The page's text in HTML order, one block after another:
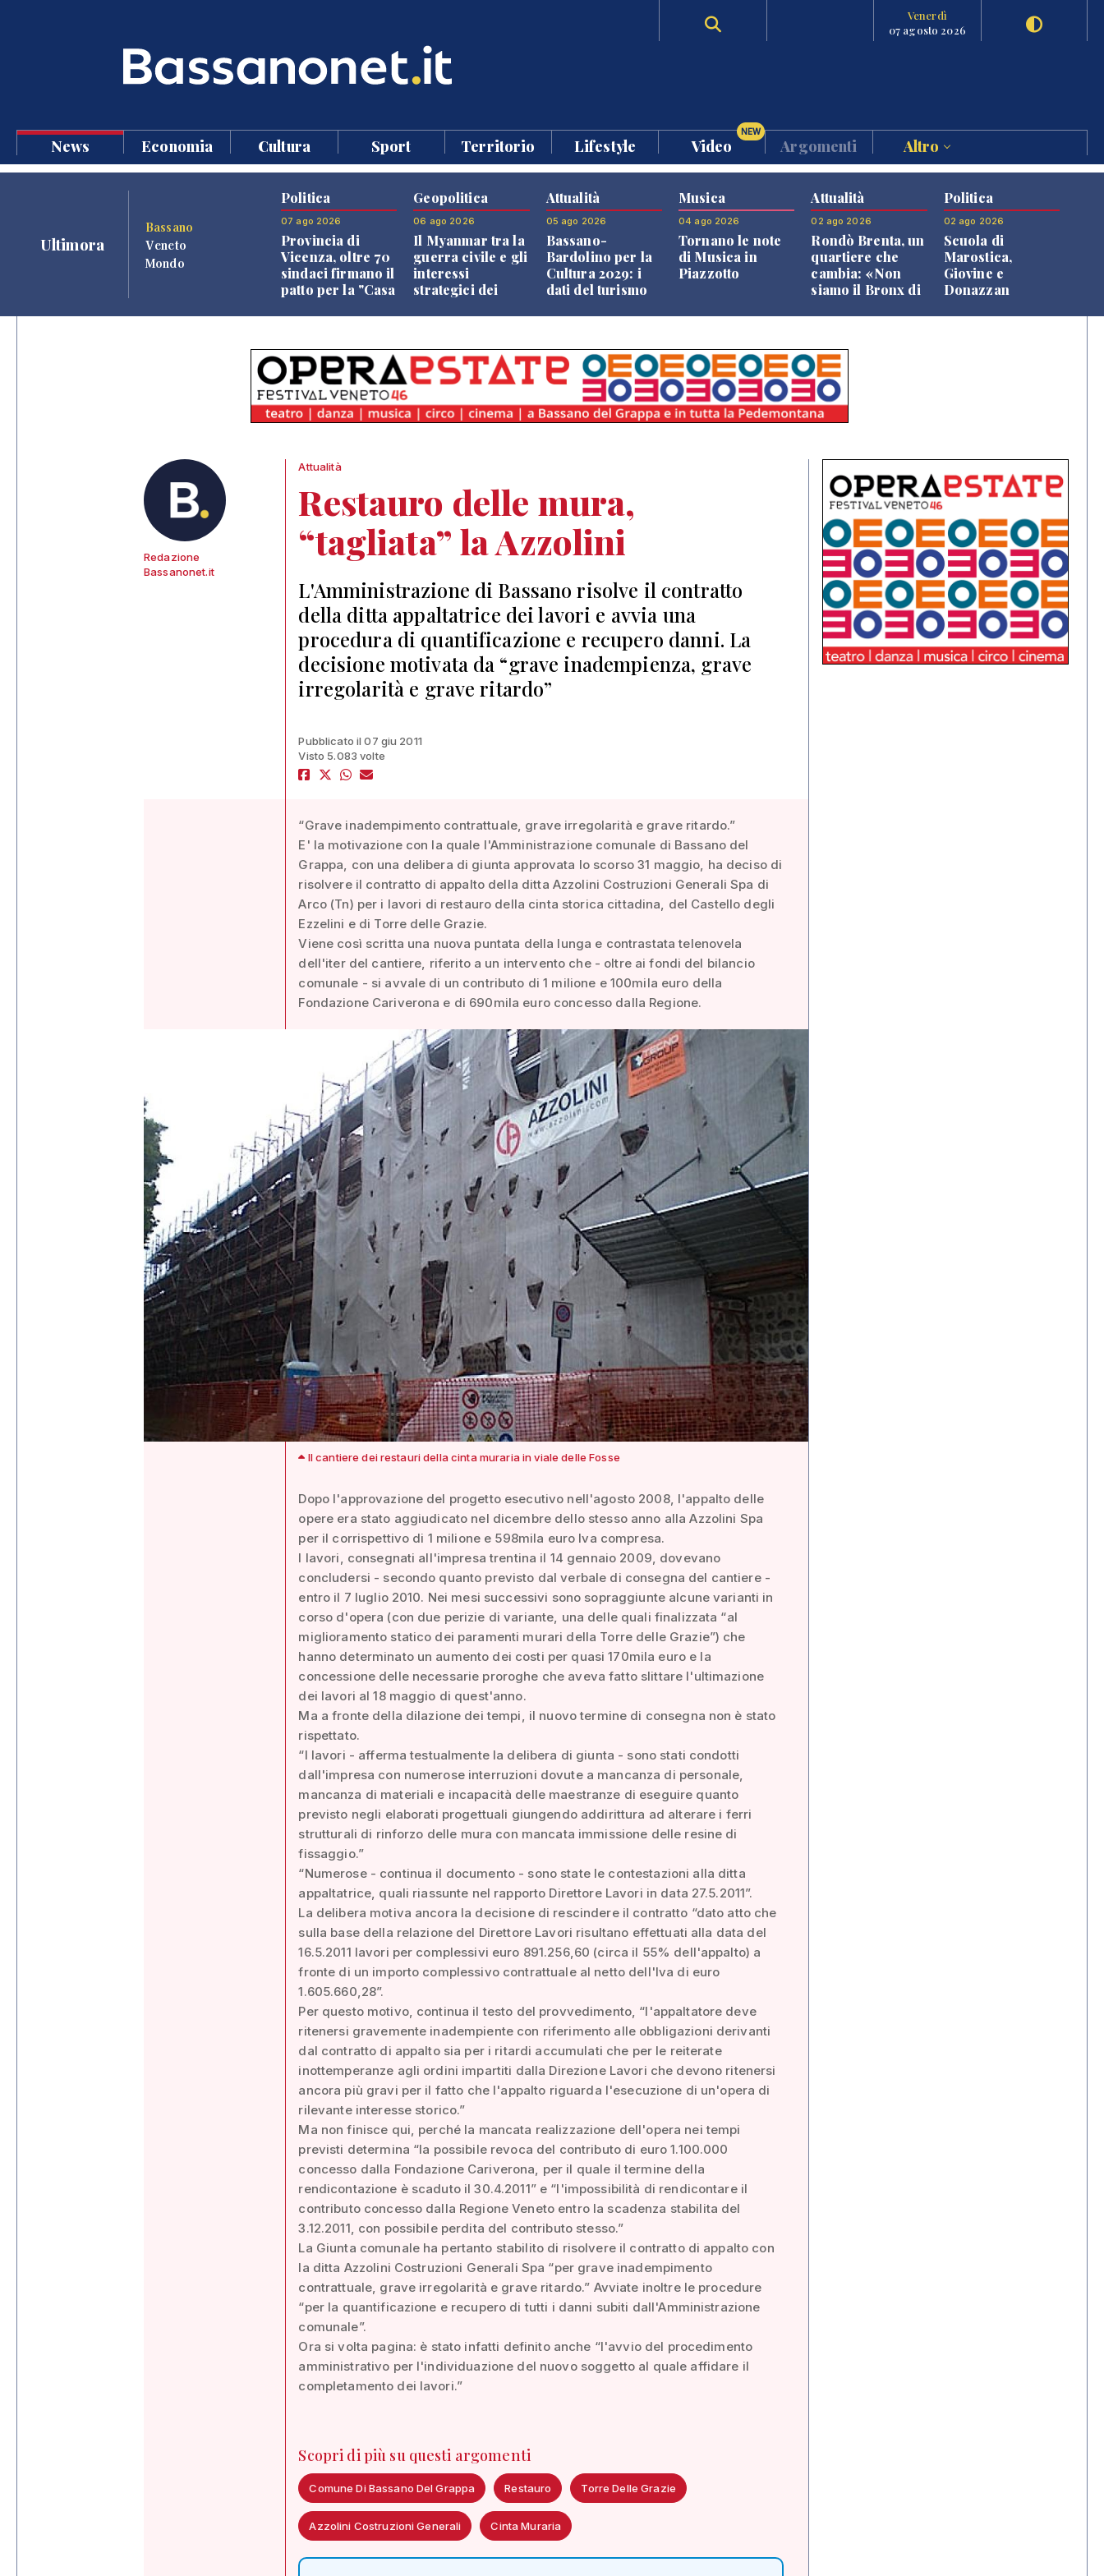
Venerdì
07 agosto 2026
News Economia Cultura Sport Territorio Lifestyle Video
NEW
Argomenti Altro
Ultimora
Bassano
Veneto
Mondo
Politica
07 ago 2026
Provincia di
Vicenza, oltre 70
sindaci firmano il
patto per la "Casa
Geopolitica
06 ago 2026
Il Myanmar tra la
guerra civile e gli
interessi
strategici dei
Attualità
05 ago 2026
Bassano-
Bardolino per la
Cultura 2029: i
dati del turismo
Musica
04 ago 2026
Tornano le note
di Musica in
Piazzotto
Attualità
02 ago 2026
Rondò Brenta, un
quartiere che
cambia: «Non
siamo il Bronx di
Politica
02 ago 2026
Scuola di
Marostica,
Giovine e
Donazzan
Redazione
Bassanonet.it
Attualità
Restauro delle mura,
“tagliata” la Azzolini
L'Amministrazione di Bassano risolve il contratto
della ditta appaltatrice dei lavori e avvia una
procedura di quantificazione e recupero danni. La
decisione motivata da “grave inadempienza, grave
irregolarità e grave ritardo”
Pubblicato il 07 giu 2011
Visto 5.083 volte
“Grave inadempimento contrattuale, grave irregolarità e grave ritardo.”
E' la motivazione con la quale l'Amministrazione comunale di Bassano del
Grappa, con una delibera di giunta approvata lo scorso 31 maggio, ha deciso di
risolvere il contratto di appalto della ditta Azzolini Costruzioni Generali Spa di
Arco (Tn) per i lavori di restauro della cinta storica cittadina, del Castello degli
Ezzelini e di Torre delle Grazie.
Viene così scritta una nuova puntata della lunga e contrastata telenovela
dell'iter del cantiere, riferito a un intervento che - oltre ai fondi del bilancio
comunale - si avvale di un contributo di 1 milione e 100mila euro della
Fondazione Cariverona e di 690mila euro concesso dalla Regione.
Il cantiere dei restauri della cinta muraria in viale delle Fosse
Dopo l'approvazione del progetto esecutivo nell'agosto 2008, l'appalto delle
opere era stato aggiudicato nel dicembre dello stesso anno alla Azzolini Spa
per il corrispettivo di 1 milione e 598mila euro Iva compresa.
I lavori, consegnati all'impresa trentina il 14 gennaio 2009, dovevano
concludersi - secondo quanto previsto dal verbale di consegna del cantiere -
entro il 7 luglio 2010. Nei mesi successivi sono sopraggiunte alcune varianti in
corso d'opera (con due perizie di variante, una delle quali finalizzata “al
miglioramento statico dei paramenti murari della Torre delle Grazie”) che
hanno determinato un aumento dei costi per quasi 170mila euro e la
concessione delle necessarie proroghe che aveva fatto slittare l'ultimazione
dei lavori al 18 maggio di quest'anno.
Ma a fronte della dilazione dei tempi, il nuovo termine di consegna non è stato
rispettato.
“I lavori - afferma testualmente la delibera di giunta - sono stati condotti
dall'impresa con numerose interruzioni dovute a mancanza di personale,
mancanza di materiali e incapacità delle maestranze di eseguire quanto
previsto negli elaborati progettuali giungendo addirittura ad alterare i ferri
strutturali di rinforzo delle mura con mancata immissione delle resine di
fissaggio.”
“Numerose - continua il documento - sono state le contestazioni alla ditta
appaltatrice, quali riassunte nel rapporto Direttore Lavori in data 27.5.2011”.
La delibera motiva ancora la decisione di rescindere il contratto “dato atto che
sulla base della relazione del Direttore Lavori risultano effettuati alla data del
16.5.2011 lavori per complessivi euro 891.256,60 (circa il 55% dell'appalto) a
fronte di un importo complessivo contrattuale al netto dell'Iva di euro
1.605.660,28”.
Per questo motivo, continua il testo del provvedimento, “l'appaltatore deve
ritenersi gravemente inadempiente con riferimento alle obbligazioni derivanti
dal contratto di appalto sia per i ritardi accumulati che per le reiterate
inottemperanze agli ordini impartiti dalla Direzione Lavori che devono ritenersi
ancora più gravi per il fatto che l'appalto riguarda l'esecuzione di un'opera di
rilevante interesse storico.”
Ma non finisce qui, perché la mancata realizzazione dell'opera nei tempi
previsti determina “la possibile revoca del contributo di euro 1.100.000
concesso dalla Fondazione Cariverona, per il quale il termine della
rendicontazione è scaduto il 30.4.2011” e “l'impossibilità di rendicontare il
contributo concesso dalla Regione Veneto entro la scadenza stabilita del
3.12.2011, con possibile perdita del contributo stesso.”
La Giunta comunale ha pertanto stabilito di risolvere il contratto di appalto con
la ditta Azzolini Costruzioni Generali Spa “per grave inadempimento
contrattuale, grave irregolarità e grave ritardo.” Avviate inoltre le procedure
“per la quantificazione e recupero di tutti i danni subiti dall'Amministrazione
comunale”.
Ora si volta pagina: è stato infatti definito anche “l'avvio del procedimento
amministrativo per l'individuazione del nuovo soggetto al quale affidare il
completamento dei lavori.”
Scopri di più su questi argomenti
Comune Di Bassano Del Grappa Restauro Torre Delle Grazie
Azzolini Costruzioni Generali Cinta Muraria